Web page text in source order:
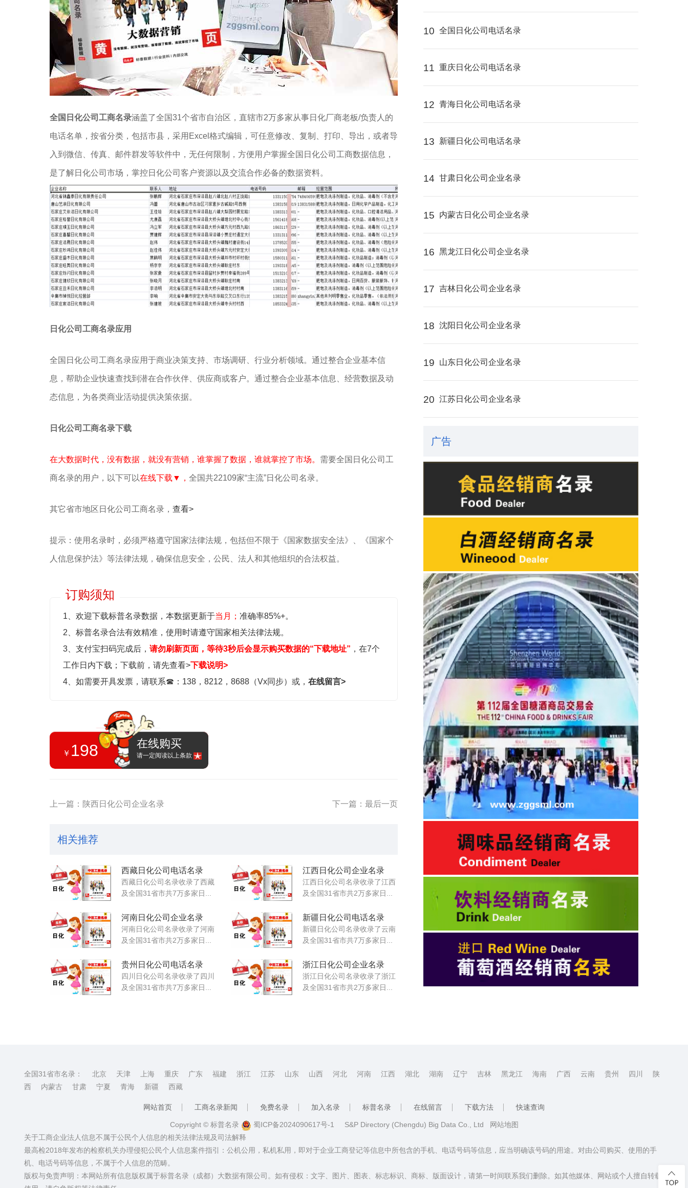
全国日化公司工商名录涵盖了全国31个省市自治区，直辖市2万多家从事日化厂商老板/负责人的
电话名单，按省分类，包括市县，采用Excel格式编辑，可任意修改、复制、打印、导出，或者导
入到微信、传真、邮件群发等软件中，无任何限制，方便用户掌握全国日化公司工商数据信息，
是了解日化公司市场，掌控日化公司客户资源以及交流合作必备的数据资料。
日化公司工商名录应用
全国日化公司工商名录应用于商业决策支持、市场调研、行业分析领域。通过整合企业基本信
息，帮助企业快速查找到潜在合作伙伴、供应商或客户。通过整合企业基本信息、经营数据及动
态信息，为各类商业活动提供决策依据。
日化公司工商名录下载
在大数据时代，没有数据，就没有营销，谁掌握了数据，谁就掌控了市场。 需要全国日化公司工
商名录的用户，以下可以在线下载▼， 全国共22109家“主流”日化公司名录。
其它省市地区日化公司工商名录， 查看>
提示：使用名录时，必须严格遵守国家法律法规，包括但不限于《国家数据安全法》、《国家个
人信息保护法》等‌法律法规，确保信息安全，公民、法人和其他组织的合法权益。
订购须知
1、欢迎下载标普名录数据，本数据更新于当月； 准确率85%+。
2、标普名录合法有效精准，使用时请遵守国家相关法律法规。
3、支付宝扫码完成后， 请勿刷新页面，等待3秒后会显示购买数据的“下载地址” ，在7个
工作日内下载； 下载前，请先查看>下载说明>
4、如需要开具发票，请联系☎ ：138，8212，8688（Vx同步）或， 在线留言>
￥ 198 在线购买
请一定阅读以上条款
上一篇：陕西日化公司企业名录 下一篇：最后一页
相关推荐
西藏日化公司电话名录
西藏日化公司名录收录了西藏
及全国31省市共7万多家日...
江西日化公司企业名录
江西日化公司名录收录了江西
及全国31省市共2万多家日...
河南日化公司企业名录
河南日化公司名录收录了河南
及全国31省市共2万多家日...
新疆日化公司电话名录
新疆日化公司名录收录了云南
及全国31省市共7万多家日...
贵州日化公司电话名录
四川日化公司名录收录了四川
及全国31省市共7万多家日...
浙江日化公司企业名录
浙江日化公司名录收录了浙江
及全国31省市共2万多家日...
10 全国日化公司电话名录
11 重庆日化公司电话名录
12 青海日化公司电话名录
13 新疆日化公司电话名录
14 甘肃日化公司企业名录
15 内蒙古日化公司企业名录
16 黑龙江日化公司企业名录
17 吉林日化公司企业名录
18 沈阳日化公司企业名录
19 山东日化公司企业名录
20 江苏日化公司企业名录
广告
全国31省市名录： 北京 天津 上海 重庆 广东 福建 浙江 江苏 山东 山西 河北 河南 江西 湖北 湖南 辽宁 吉林 黑龙江 海南 广西 云南 贵州 四川
陕
西
内蒙古 甘肃 宁夏 青海 新疆 西藏
网站首页 工商名录新闻 免费名录 加入名录 标普名录 在线留言 下载方法 快速查询
Copyright © 标普名录 蜀ICP备2024090617号-1 S&P Directory (Chengdu) Big Data Co., Ltd
网站地图
关于工商企业法人信息不属于公民个人信息的相关法律法规及司法解释
最高检2018年发布的检察机关办理侵犯公民个人信息案件指引：公机公用，私机私用，即对于企业工商登记等信息中所包含的手机、电话号码等信息，应当明确该号码的用途。对由公司购买、使用的手
机、电话号码等信息，不属于个人信息的范畴。
版权与免责声明：本网站所有信息版权属于标普名录（成都）大数据有限公司。如有侵权：文字、图片、图表、标志标识、商标、版面设计，请第一时间联系我们删除。如其他媒体、网站或个人擅自转载